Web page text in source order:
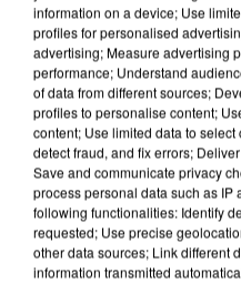
LES INTERVIEWS
FRANCE
"JE SUIS
information on a device; Use
profiles for personalised
advertising; Measure advertising
performance; Understand
of data from different sources;
profiles to personalise content;
content; Use limited data to
detect fraud, and fix errors;
Save and communicate privacy
process personal data such as IP
following functionalities: Identify
requested; Use precise
other data sources; Link different
information transmitted